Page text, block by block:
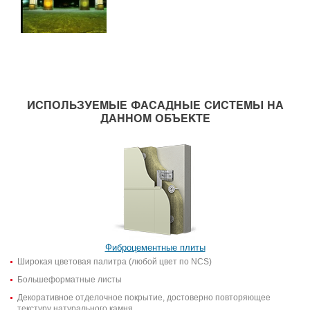
ИСПОЛЬЗУЕМЫЕ ФАСАДНЫЕ СИСТЕМЫ НА
ДАННОМ ОБЪЕКТЕ
Фиброцементные плиты
Широкая цветовая палитра (любой цвет по NCS)
Большеформатные листы
Декоративное отделочное покрытие, достоверно повторяющее